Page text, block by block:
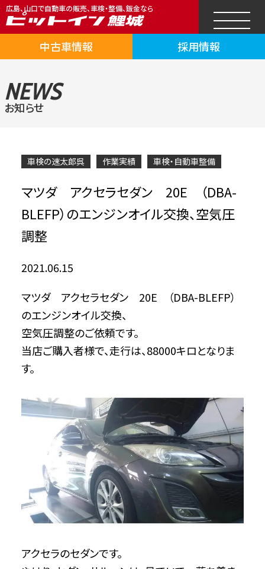
広島、山口で自動車の販売、車検・整備、鈑金なら
中古車情報 採用情報
NEWS
お知らせ
車検の速太郎呉 作業実績 車検・自動車整備
マツダ アクセラセダン 20E （DBA-
BLEFP）のエンジンオイル交換、空気圧
調整
2021.06.15
マツダ アクセラセダン 20E （DBA-BLEFP）
のエンジンオイル交換、
空気圧調整のご依頼です。
当店ご購入者様で、走行は、88000キロとなりま
す。
アクセラのセダンです。